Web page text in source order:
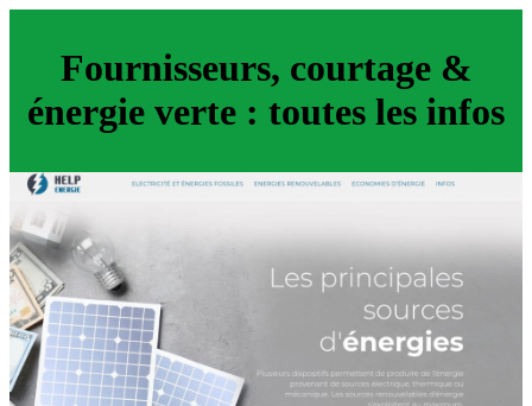
Fournisseurs, courtage &
énergie verte : toutes les infos